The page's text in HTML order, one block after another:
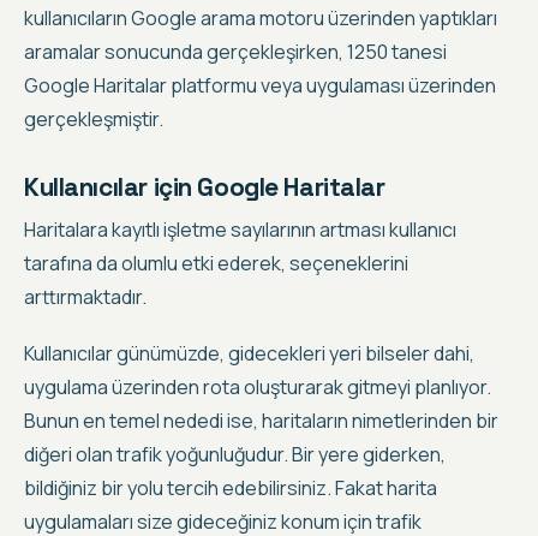
kullanıcıların Google arama motoru üzerinden yaptıkları
aramalar sonucunda gerçekleşirken, 1250 tanesi
Google Haritalar platformu veya uygulaması üzerinden
gerçekleşmiştir.
Kullanıcılar için Google Haritalar
Haritalara kayıtlı işletme sayılarının artması kullanıcı
tarafına da olumlu etki ederek, seçeneklerini
arttırmaktadır.
Kullanıcılar günümüzde, gidecekleri yeri bilseler dahi,
uygulama üzerinden rota oluşturarak gitmeyi planlıyor.
Bunun en temel nededi ise, haritaların nimetlerinden bir
diğeri olan trafik yoğunluğudur. Bir yere giderken,
bildiğiniz bir yolu tercih edebilirsiniz. Fakat harita
uygulamaları size gideceğiniz konum için trafik